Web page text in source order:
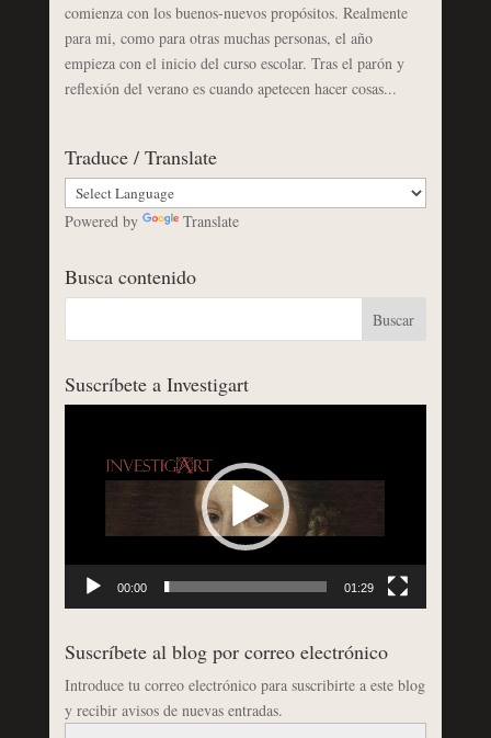
comienza con los buenos-nuevos propósitos. Realmente
para mi, como para otras muchas personas, el año
empieza con el inicio del curso escolar. Tras el parón y
reflexión del verano es cuando apetecen hacer cosas...
Traduce / Translate
Powered by Translate
Busca contenido
Suscríbete a Investigart
00:00 01:29
Suscríbete al blog por correo electrónico
Introduce tu correo electrónico para suscribirte a este blog
y recibir avisos de nuevas entradas.